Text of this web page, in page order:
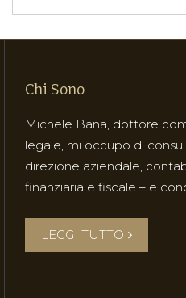
Chi Sono
Michele Bana, dottore
legale, mi occupo di
direzione aziendale,
finanziaria e fiscale – e
LEGGI TUTTO